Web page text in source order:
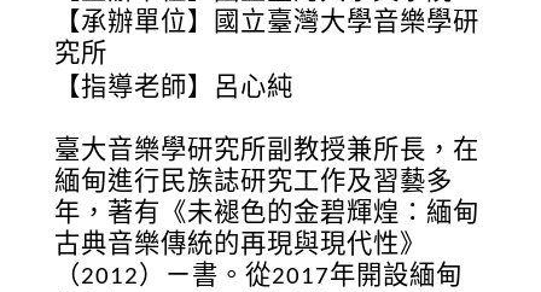
【承辦單位】國立臺灣大學音樂學研
究所
【指導老師】 呂心純
臺大音樂學研究所副教授兼所長，在
緬甸進行民族誌研究工作及習藝多
年，著有《未褪色的金碧輝煌：緬甸
古典音樂傳統的再現與現代性》
（2012）ㄧ書。從2017年開設緬甸